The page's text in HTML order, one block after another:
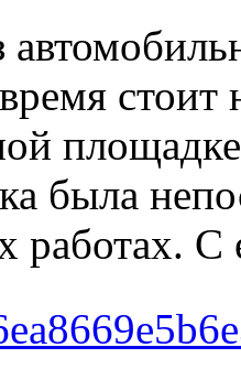
стоит
была
работах.